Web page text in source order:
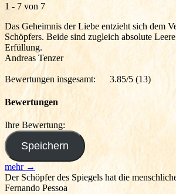
1 - 7 von 7
Das Geheimnis der Liebe entzieht sich dem
Schöpfers. Beide sind zugleich absolute
Erfüllung.
Andreas Tenzer
Bewertungen insgesamt: 3.85/5 (13)
Bewertungen
Ihre Bewertung:
mehr →
Der Schöpfer des Spiegels hat die
Fernando Pessoa